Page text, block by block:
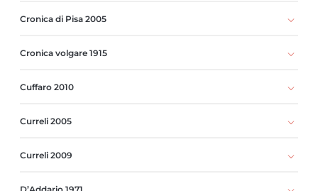
Cronica di Pisa 2005
Cronica volgare 1915
Cuffaro 2010
Curreli 2005
Curreli 2009